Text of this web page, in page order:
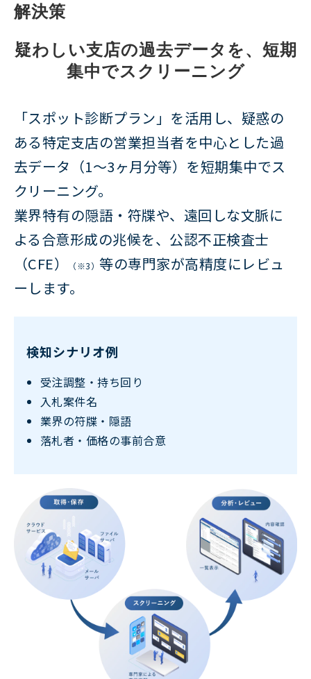
解決策
疑わしい支店の過去データを、短期
集中でスクリーニング
「スポット診断プラン」を活用し、疑惑の
ある特定支店の営業担当者を中心とした過
去データ（1〜3ヶ月分等）を短期集中でス
クリーニング。
業界特有の隠語・符牒や、遠回しな文脈に
よる合意形成の兆候を、公認不正検査士
（CFE）
（※3） 等の専門家が高精度にレビュ
ーします。
検知シナリオ例
受注調整・持ち回り
入札案件名
業界の符牒・隠語
落札者・価格の事前合意